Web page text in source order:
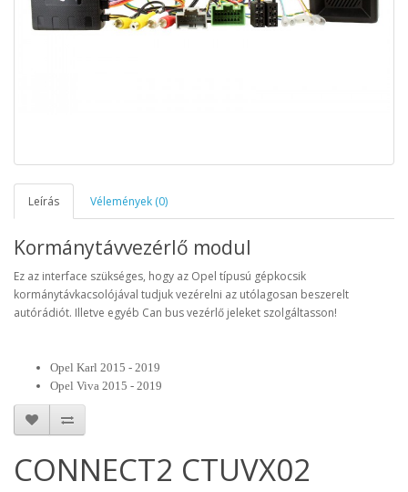
Leírás Vélemények (0)
Kormánytávvezérlő modul
Ez az interface szükséges, hogy az Opel típusú gépkocsik
kormánytávkacsolójával tudjuk vezérelni az utólagosan beszerelt
autórádiót. Illetve egyéb Can bus vezérlő jeleket szolgáltasson!
Opel Karl 2015 - 2019
Opel Viva 2015 - 2019
CONNECT2 CTUVX02